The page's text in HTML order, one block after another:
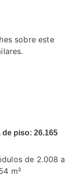
sobre este
de piso: 26.165
de 2.008 a
m²